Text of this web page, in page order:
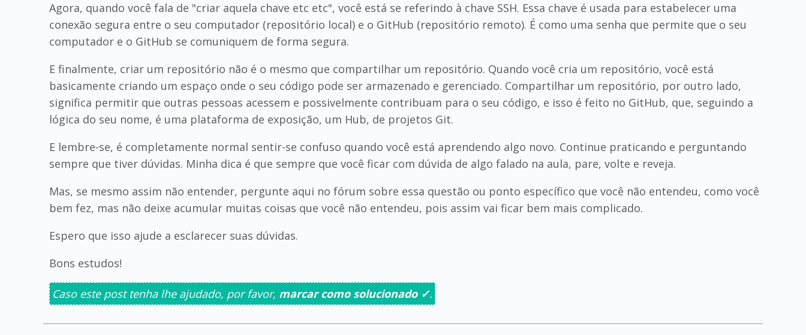
Agora, quando você fala de "criar aquela chave etc etc", você está se referindo à chave SSH. Essa chave é usada para estabelecer uma
conexão segura entre o seu computador (repositório local) e o GitHub (repositório remoto). É como uma senha que permite que o seu
computador e o GitHub se comuniquem de forma segura.
E finalmente, criar um repositório não é o mesmo que compartilhar um repositório. Quando você cria um repositório, você está
basicamente criando um espaço onde o seu código pode ser armazenado e gerenciado. Compartilhar um repositório, por outro lado,
significa permitir que outras pessoas acessem e possivelmente contribuam para o seu código, e isso é feito no GitHub, que, seguindo a
lógica do seu nome, é uma plataforma de exposição, um Hub, de projetos Git.
E lembre-se, é completamente normal sentir-se confuso quando você está aprendendo algo novo. Continue praticando e perguntando
sempre que tiver dúvidas. Minha dica é que sempre que você ficar com dúvida de algo falado na aula, pare, volte e reveja.
Mas, se mesmo assim não entender, pergunte aqui no fórum sobre essa questão ou ponto específico que você não entendeu, como você
bem fez, mas não deixe acumular muitas coisas que você não entendeu, pois assim vai ficar bem mais complicado.
Espero que isso ajude a esclarecer suas dúvidas.
Bons estudos!
Caso este post tenha lhe ajudado, por favor, marcar como solucionado ✓.